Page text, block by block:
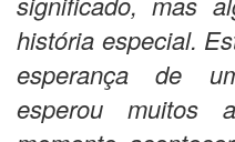
história especial.
esperança de
esperou muitos